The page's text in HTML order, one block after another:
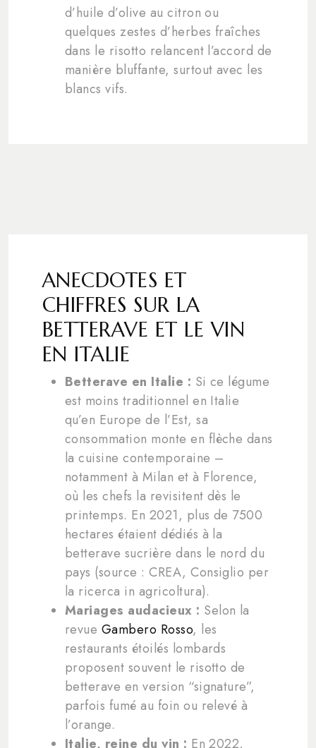
d’huile d’olive au citron ou
quelques zestes d’herbes fraîches
dans le risotto relancent l’accord de
manière bluffante, surtout avec les
blancs vifs.
ANECDOTES ET
CHIFFRES SUR LA
BETTERAVE ET LE VIN
EN ITALIE
Betterave en Italie : Si ce légume
est moins traditionnel en Italie
qu’en Europe de l’Est, sa
consommation monte en flèche dans
la cuisine contemporaine –
notamment à Milan et à Florence,
où les chefs la revisitent dès le
printemps. En 2021, plus de 7500
hectares étaient dédiés à la
betterave sucrière dans le nord du
pays (source : CREA, Consiglio per
la ricerca in agricoltura).
Mariages audacieux : Selon la
revue Gambero Rosso, les
restaurants étoilés lombards
proposent souvent le risotto de
betterave en version “signature”,
parfois fumé au foin ou relevé à
l’orange.
Italie, reine du vin : En 2022,